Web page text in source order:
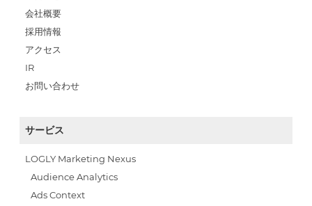
会社概要
採用情報
アクセス
IR
お問い合わせ
サービス
LOGLY Marketing Nexus
Audience Analytics
Ads Context